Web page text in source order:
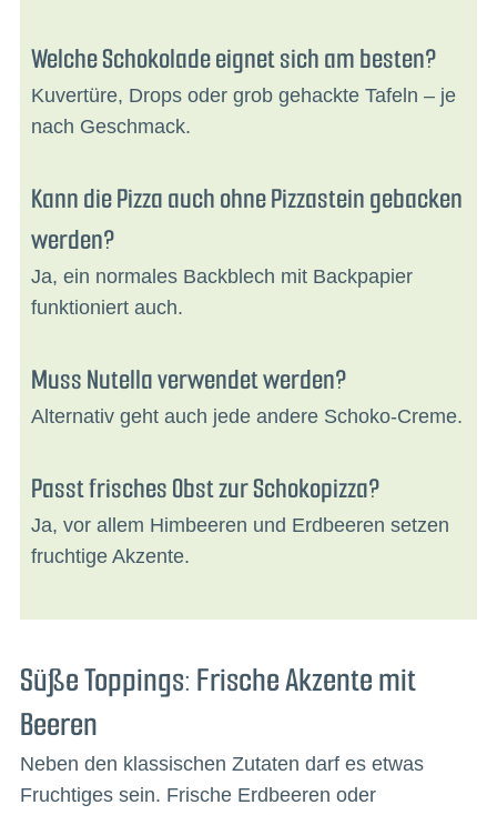
Welche Schokolade eignet sich am besten?
Kuvertüre, Drops oder grob gehackte Tafeln – je
nach Geschmack.
Kann die Pizza auch ohne Pizzastein gebacken
werden?
Ja, ein normales Backblech mit Backpapier
funktioniert auch.
Muss Nutella verwendet werden?
Alternativ geht auch jede andere Schoko-Creme.
Passt frisches Obst zur Schokopizza?
Ja, vor allem Himbeeren und Erdbeeren setzen
fruchtige Akzente.
Süße Toppings: Frische Akzente mit
Beeren
Neben den klassischen Zutaten darf es etwas
Fruchtiges sein. Frische Erdbeeren oder